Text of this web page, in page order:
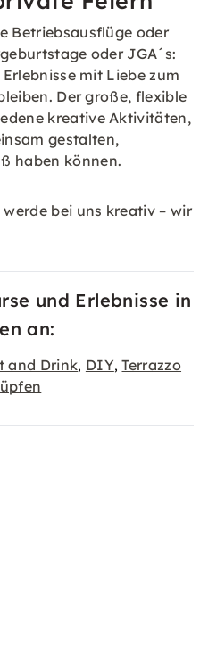
Betriebsausflüge oder
oder JGA´s:
mit Liebe zum
Der große, flexible
kreative Aktivitäten,
gestalten,
haben können.
bei uns kreativ – wir
und Erlebnisse in
an:
and Drink, DIY,Terrazzo